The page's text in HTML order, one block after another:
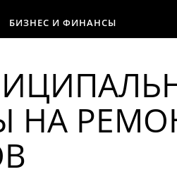
БИЗНЕС И ФИНАНСЫ
НА